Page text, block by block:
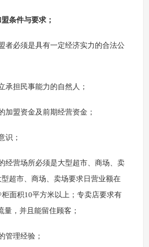
条件与要求；
者必须是具有一定经济实力的合法公
承担民事能力的自然人；
加盟资金及前期经营资金；
识；
经营场所必须是大型超市、商场、卖
超市、商场、卖场要求日营业额在
柜面积10平方米以上；专卖店要求有
量，并且能留住顾客；
管理经验；